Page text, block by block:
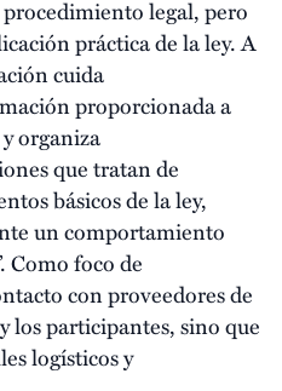
legal, pero
práctica de la ley. A
cuida
proporcionada a
organiza
que tratan de
básicos de la ley,
un comportamiento
Como foco de
con proveedores de
los participantes, sino que
logísticos y